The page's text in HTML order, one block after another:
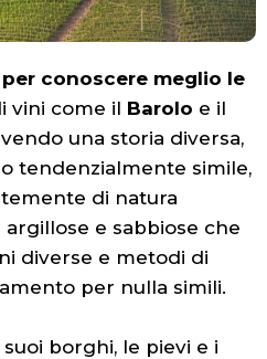
conoscere meglio le
vini come il Barolo e il
una storia diversa,
tendenzialmente simile,
di natura
e sabbiose che
diverse e metodi di
per nulla simili.
borghi, le pievi e i